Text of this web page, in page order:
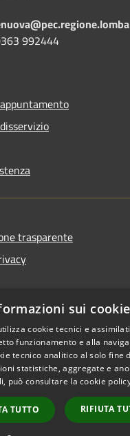
992444
trasparente
accessibilità
Copyright ©
sui cookie
cookie tecnici e
funzionamento e alla
tecnico analitico al solo fine
statistiche, aggregate e
può consultare la cookie
TUTTO RIFIUTA